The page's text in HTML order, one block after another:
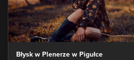
Błysk w Plenerze w Pigułce